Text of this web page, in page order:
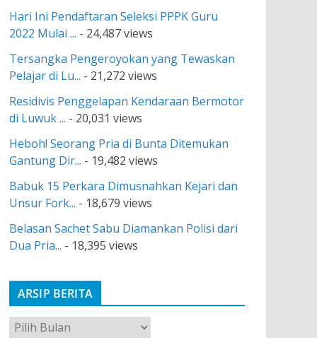
Hari Ini Pendaftaran Seleksi PPPK Guru
2022 Mulai ... - 24,487 views
Tersangka Pengeroyokan yang Tewaskan
Pelajar di Lu... - 21,272 views
Residivis Penggelapan Kendaraan Bermotor
di Luwuk ... - 20,031 views
Heboh! Seorang Pria di Bunta Ditemukan
Gantung Dir... - 19,482 views
Babuk 15 Perkara Dimusnahkan Kejari dan
Unsur Fork... - 18,679 views
Belasan Sachet Sabu Diamankan Polisi dari
Dua Pria... - 18,395 views
ARSIP BERITA
A